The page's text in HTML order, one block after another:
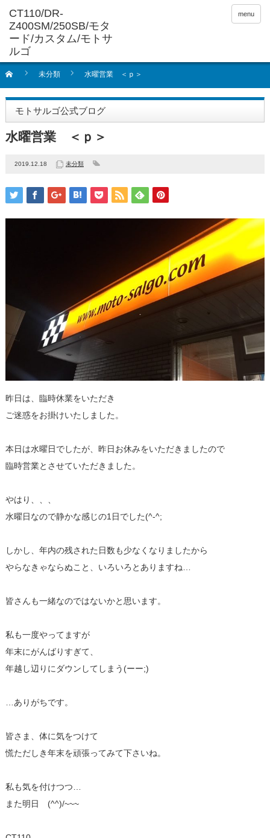
menu
未分類 水曜営業 ＜ｐ＞
モトサルゴ公式ブログ
水曜営業 ＜ｐ＞
2019.12.18 未分類
昨日は、臨時休業をいただき
ご迷惑をお掛けいたしました。
本日は水曜日でしたが、昨日お休みをいただきましたので
臨時営業とさせていただきました。
やはり、、、
水曜日なので静かな感じの1日でした(^-^;
しかし、年内の残された日数も少なくなりましたから
やらなきゃならぬこと、いろいろとありますね…
皆さんも一緒なのではないかと思います。
私も一度やってますが
年末にがんばりすぎて、
年越し辺りにダウンしてしまう(ーー;)
…ありがちです。
皆さま、体に気をつけて
慌ただしき年末を頑張ってみて下さいね。
私も気を付けつつ…
また明日 (^^)/~~~